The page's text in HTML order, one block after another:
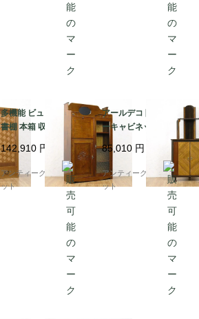
多機能 ビューロー付き
書棚 本箱 収納 ブック
ビューロー アンティー
ク レトロ 昭和初期
142,910 円
アンティークブルーパロ
ット
アールデコ 隅棚 コーナ
ーキャビネット 収納家
具 飾り棚 昭和レトロ
おしゃれ 日本の家具 ア
ンティーク ヴィンテー
ジ
85,010 円
アンティークブルーパロ
ット